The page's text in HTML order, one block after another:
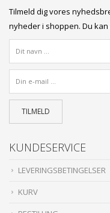
Tilmeld dig vores
nyheder i shoppen. Du
KUNDESERVICE
LEVERINGSBETINGELSER
KURV